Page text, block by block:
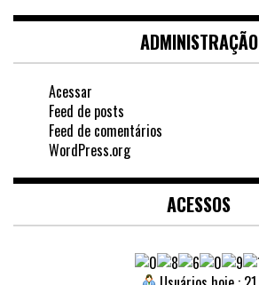
ADMINISTRAÇÃO
Acessar
Feed de posts
Feed de comentários
WordPress.org
ACESSOS